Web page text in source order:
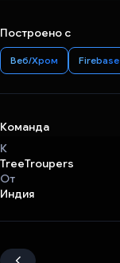
Построено с
Веб/Хром Firebase
Команда
К
TreeTroupers
От
Индия